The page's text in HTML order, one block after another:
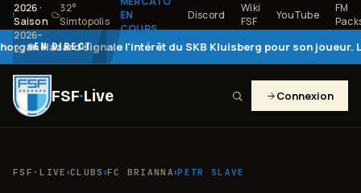
2026·
Saison
2026–
27
32°
Simtopolis
EN
COURS
Discord
Wiki
FSF
YouTube
FM
EN DIRECT
signale l'intérêt du SKB Kluisberg pour son joueur. Le
FSF·Live Connexion
FSF·LIVE ›CLUBS ›FC BRIANNA›PETR SLAVE